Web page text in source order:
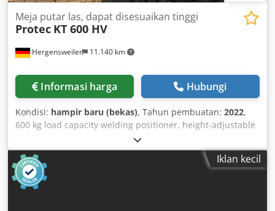
Hergensweiler 11.140 km
Meja putar las, dapat disesuaikan tinggi
Protec KT 600 HV
Informasi harga Hubungi
Kondisi: hampir baru (bekas), Tahun pembuatan: 2022,
600 kg load capacity welding positioner, height-adjustable
with through-hole 100 - 200 mm Table diameter: 700 mm
Horizontal height min. 0.65 m, max. 1.25 m Tilted height
min. 0.45 m, max. 0.95 m Speed range: 0.01 - 1.1 rpm
Tilting angle up to 135° Hand and foot remote control with
speed display Very robust construction Crodpfx Aqed Anz
Iklan kecil